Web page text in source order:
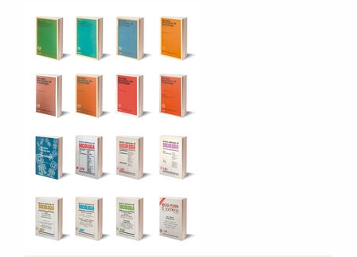
n
c
p
a
B
r
a
Barra
lateral
del
artículo